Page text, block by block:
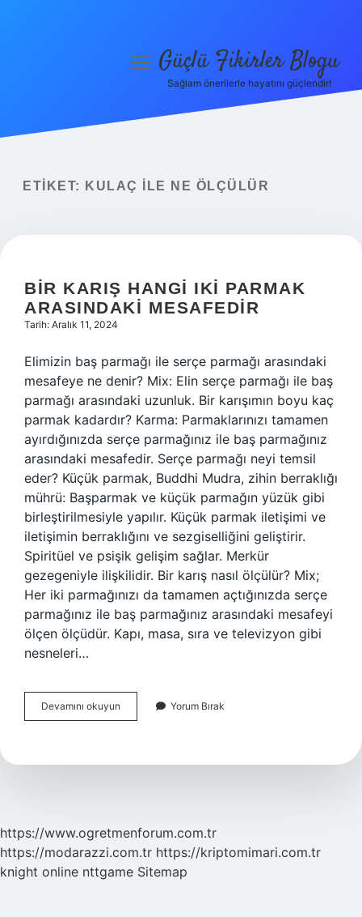
Yasal Uyarı
menüyüGüçlü Fikirler Blogu
Sağlam önerilerle hayatını güçlendir!
ETIKET: KULAÇ ILE NE ÖLÇÜLÜR
BIR KARIŞ HANGI IKI PARMAK
ARASINDAKI MESAFEDIR
Tarih: Aralık 11, 2024
Elimizin baş parmağı ile serçe parmağı arasındaki
mesafeye ne denir? Mix: Elin serçe parmağı ile baş
parmağı arasındaki uzunluk. Bir karışımın boyu kaç
parmak kadardır? Karma: Parmaklarınızı tamamen
ayırdığınızda serçe parmağınız ile baş parmağınız
arasındaki mesafedir. Serçe parmağı neyi temsil
eder? Küçük parmak, Buddhi Mudra, zihin berraklığı
mührü: Başparmak ve küçük parmağın yüzük gibi
birleştirilmesiyle yapılır. Küçük parmak iletişimi ve
iletişimin berraklığını ve sezgiselliğini geliştirir.
Spiritüel ve psişik gelişim sağlar. Merkür
gezegeniyle ilişkilidir. Bir karış nasıl ölçülür? Mix;
Her iki parmağınızı da tamamen açtığınızda serçe
parmağınız ile baş parmağınız arasındaki mesafeyi
ölçen ölçüdür. Kapı, masa, sıra ve televizyon gibi
nesneleri…
Devamını okuyun
Karış
Parmak
Yorum Bırak
https://www.ogretmenforum.com.tr
https://modarazzi.com.tr https://kriptomimari.com.tr
knight online nttgame Sitemap